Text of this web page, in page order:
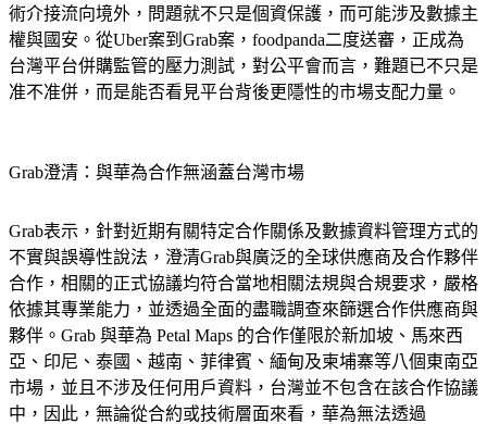
術介接流向境外，問題就不只是個資保護，而可能涉及數據主
權與國安。從Uber案到Grab案，foodpanda二度送審，正成為
台灣平台併購監管的壓力測試，對公平會而言，難題已不只是
准不准併，而是能否看見平台背後更隱性的市場支配力量。
Grab澄清：與華為合作無涵蓋台灣市場
Grab表示，針對近期有關特定合作關係及數據資料管理方式的
不實與誤導性說法，澄清Grab與廣泛的全球供應商及合作夥伴
合作，相關的正式協議均符合當地相關法規與合規要求，嚴格
依據其專業能力，並透過全面的盡職調查來篩選合作供應商與
夥伴。Grab 與華為 Petal Maps 的合作僅限於新加坡、馬來西
亞、印尼、泰國、越南、菲律賓、緬甸及柬埔寨等八個東南亞
市場，並且不涉及任何用戶資料，台灣並不包含在該合作協議
中，因此，無論從合約或技術層面來看，華為無法透過